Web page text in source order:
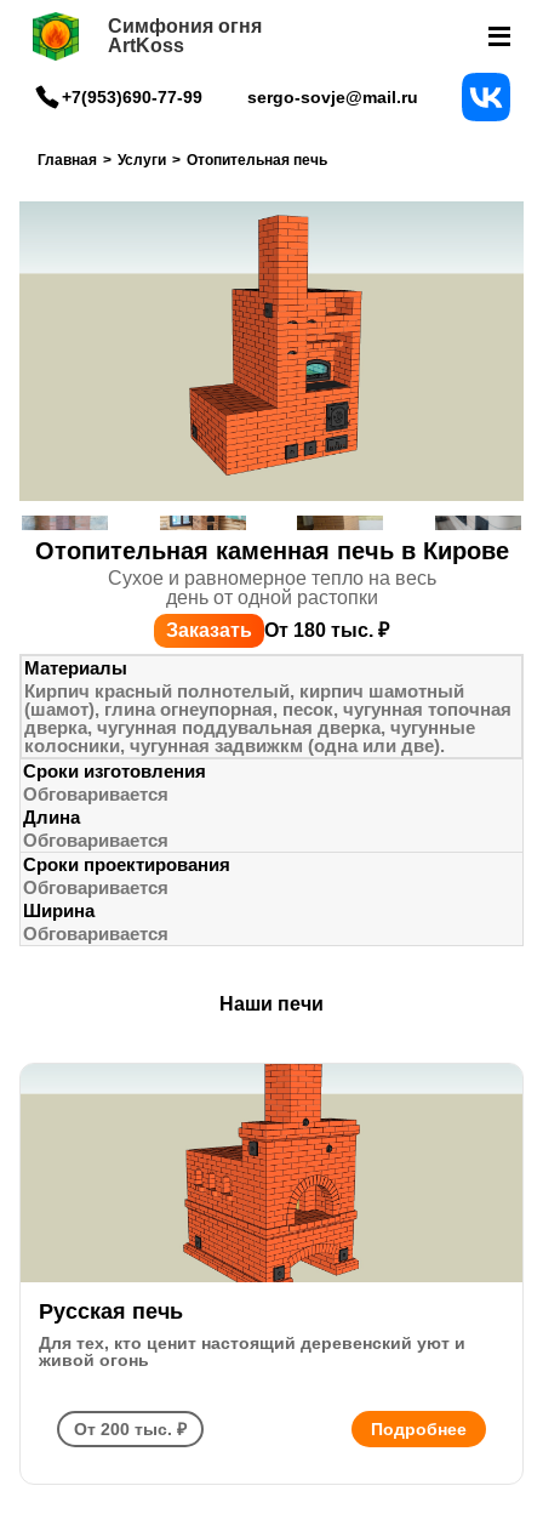
Симфония огня
ArtKoss
+7(953)690-77-99 sergo-sovje@mail.ru
Главная > Услуги > Отопительная печь
Отопительная каменная печь в Кирове
Сухое и равномерное тепло на весь
день от одной растопки
Заказать От 180 тыс. ₽
Материалы
Кирпич красный полнотелый, кирпич шамотный
(шамот), глина огнеупорная, песок, чугунная топочная
дверка, чугунная поддувальная дверка, чугунные
колосники, чугунная задвижкм (одна или две).
Сроки изготовления
Обговаривается
Длина
Обговаривается
Сроки проектирования
Обговаривается
Ширина
Обговаривается
Наши печи
Русская печь
Для тех, кто ценит настоящий деревенский уют и
живой огонь
От 200 тыс. ₽ Подробнее